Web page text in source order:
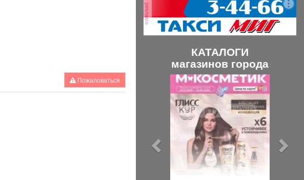
Пожаловаться
реклама
КАТАЛОГИ
магазинов города